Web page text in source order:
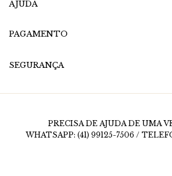
AJUDA
PAGAMENTO
SEGURANÇA
PRECISA DE AJUDA DE UMA
WHATSAPP: (41) 99125-7506 /